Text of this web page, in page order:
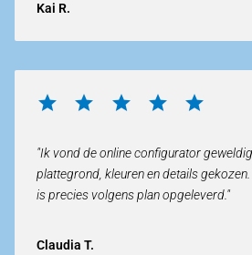
Kai R.
"Ik vond de online configurator
plattegrond, kleuren en details
is precies volgens plan opgeleverd."
Claudia T.